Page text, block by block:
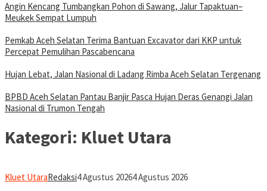
Angin Kencang Tumbangkan Pohon di Sawang, Jalur Tapaktuan–
Meukek Sempat Lumpuh
Pemkab Aceh Selatan Terima Bantuan Excavator dari KKP untuk
Percepat Pemulihan Pascabencana
Hujan Lebat, Jalan Nasional di Ladang Rimba Aceh Selatan Tergenang
BPBD Aceh Selatan Pantau Banjir Pasca Hujan Deras Genangi Jalan
Nasional di Trumon Tengah
Kategori: Kluet Utara
Kluet UtaraRedaksi4 Agustus 20264 Agustus 2026